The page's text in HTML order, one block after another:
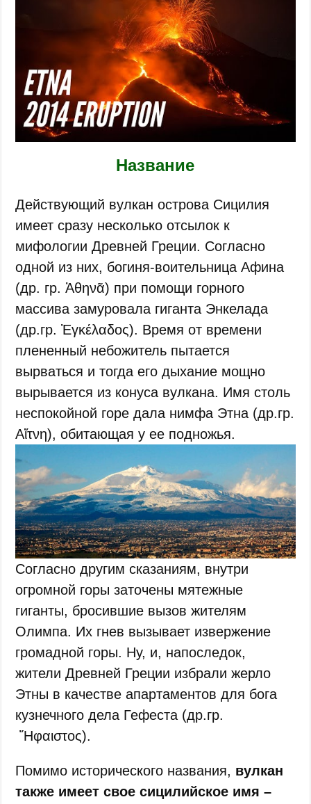
Название
Действующий вулкан острова Сицилия
имеет сразу несколько отсылок к
мифологии Древней Греции. Согласно
одной из них, богиня-воительница Афина
(др. гр. Ἀθηνᾶ) при помощи горного
массива замуровала гиганта Энкелада
(др.гр. Ἐγκέλαδος). Время от времени
плененный небожитель пытается
вырваться и тогда его дыхание мощно
вырывается из конуса вулкана. Имя столь
неспокойной горе дала нимфа Этна (др.гр.
Αἴτνη), обитающая у ее подножья.
Согласно другим сказаниям, внутри
огромной горы заточены мятежные
гиганты, бросившие вызов жителям
Олимпа. Их гнев вызывает извержение
громадной горы. Ну, и, напоследок,
жители Древней Греции избрали жерло
Этны в качестве апартаментов для бога
кузнечного дела Гефеста (др.гр.
Ἥφαιστος).
Помимо исторического названия, вулкан
также имеет свое сицилийское имя –